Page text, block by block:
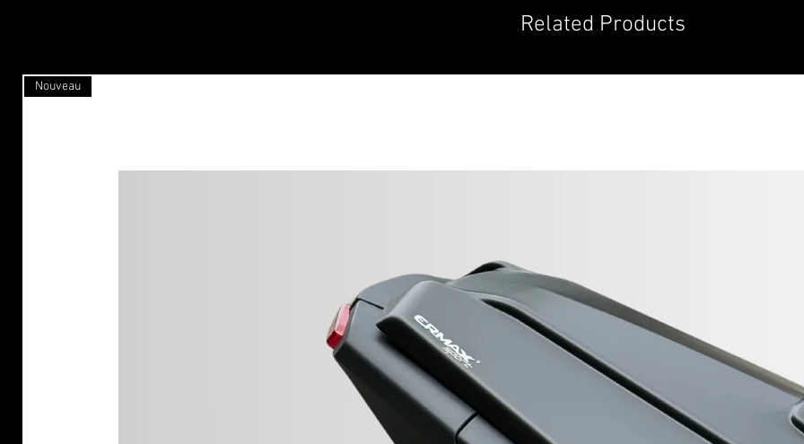
Related Products
Nouveau